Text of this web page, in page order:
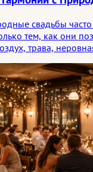
свадьбы
тем, как они
трава,
кажется почти
и тихую логику